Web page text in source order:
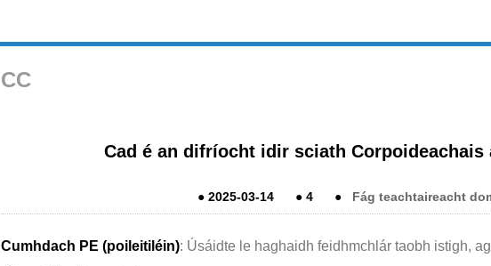
CC
Cad é an difríocht idir sciath Corpoideachais
● 2025-03-14 ● 4 ● Fág teachtaireacht
Cumhdach PE (poileitiléin): Úsáidte le haghaidh feidhmchlár taobh istigh,